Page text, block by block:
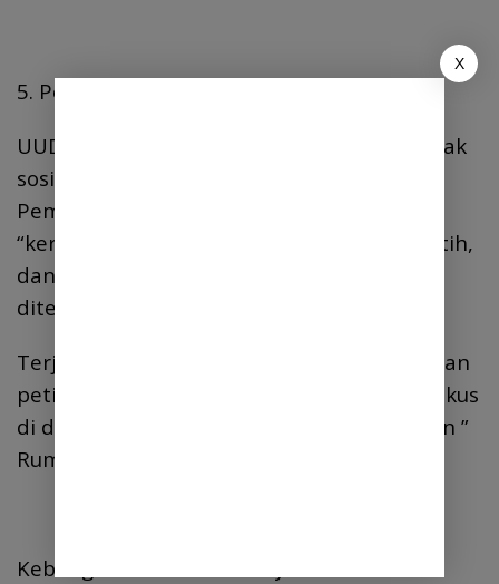
5. Penutup: Dari Slogan ke Aksi Kolektif.
UUD 1945 Pasal 33 bukan slogan. Itu kontrak
sosial antara negara dan rakyat.
Pemerintahan Prabowo menyediakan
“kerangka” lewat MBG, Koperasi Merah Putih,
dan penataan SDA. Tapi “isi” kerangka itu
ditentukan kita: rakyat.
Terjadinya penyimpangan dan penangkapan
petinggi mbg, itu tantangan. Seumpama tikus
di dalam rumah, tikusnya diberantas bukan ”
Rumahnya ” Dibakar.
Kebangkitan ekonomi rakyat tidak akan
X